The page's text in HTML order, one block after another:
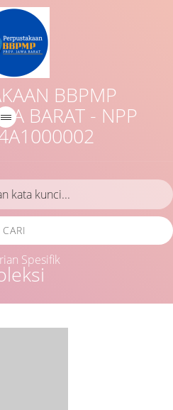
BBPMP
BARAT - NPP
CARI
Spesifik